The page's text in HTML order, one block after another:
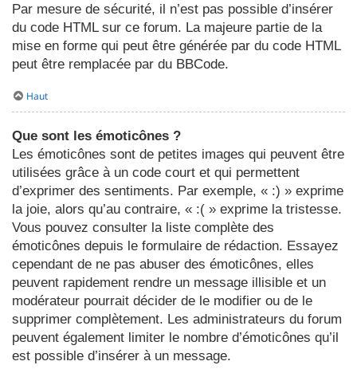
Par mesure de sécurité, il n’est pas possible d’insérer
du code HTML sur ce forum. La majeure partie de la
mise en forme qui peut être générée par du code HTML
peut être remplacée par du BBCode.
Haut
Que sont les émoticônes ?
Les émoticônes sont de petites images qui peuvent être
utilisées grâce à un code court et qui permettent
d’exprimer des sentiments. Par exemple, « :) » exprime
la joie, alors qu’au contraire, « :( » exprime la tristesse.
Vous pouvez consulter la liste complète des
émoticônes depuis le formulaire de rédaction. Essayez
cependant de ne pas abuser des émoticônes, elles
peuvent rapidement rendre un message illisible et un
modérateur pourrait décider de le modifier ou de le
supprimer complètement. Les administrateurs du forum
peuvent également limiter le nombre d’émoticônes qu’il
est possible d’insérer à un message.